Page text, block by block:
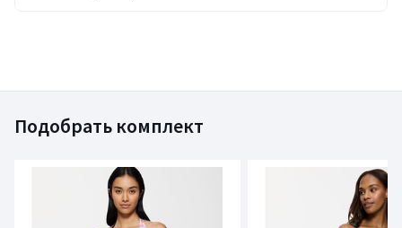
Подобрать комплект